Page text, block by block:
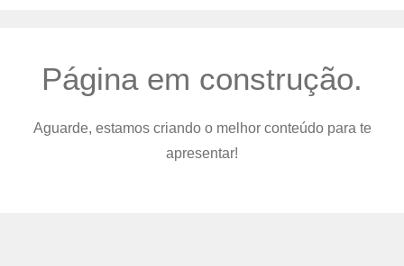
Página em construção.
Aguarde, estamos criando o melhor conteúdo para te
apresentar!